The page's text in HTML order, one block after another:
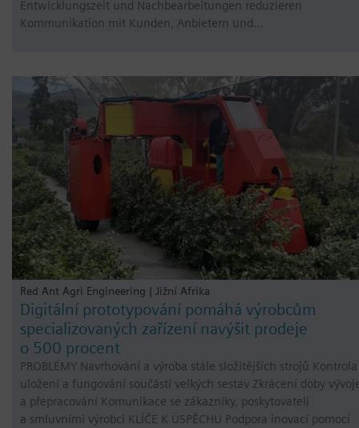
Entwicklungszeit und Nachbearbeitungen reduzieren
Kommunikation mit Kunden, Anbietern und…
Red Ant Agri Engineering | Jižní Afrika
Digitální prototypování pomáhá výrobcům
specializovaných zařízení navýšit prodeje
o 500 procent
PROBLÉMY Navrhování a výroba stále složitějších strojů Kontrola
uložení a fungování součástí velkých sestav Zkrácení doby
a přepracování Komunikace se zákazníky, poskytovateli
a smluvními výrobci KLÍČE K ÚSPĚCHU Podpora inovací pomocí